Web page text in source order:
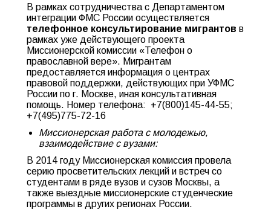
В рамках сотрудничества с Департаментом
интеграции ФМС России осуществляется
телефонное консультирование мигрантов в
рамках уже действующего проекта
Миссионерской комиссии «Телефон о
православной вере». Мигрантам
предоставляется информация о центрах
правовой поддержки, действующих при УФМС
России по г. Москве, иная консультативная
помощь. Номер телефона: +7(800)145-44-55;
+7(495)775-72-16
Миссионерская работа с молодежью,
взаимодействие с вузами:
В 2014 году Миссионерская комиссия провела
серию просветительских лекций и встреч со
студентами в ряде вузов и сузов Москвы, а
также выездные миссионерские студенческие
программы в других регионах России.